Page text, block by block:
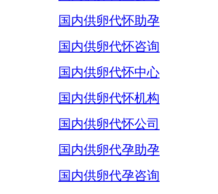
国内供卵代怀助孕
国内供卵代怀咨询
国内供卵代怀中心
国内供卵代怀机构
国内供卵代怀公司
国内供卵代孕助孕
国内供卵代孕咨询